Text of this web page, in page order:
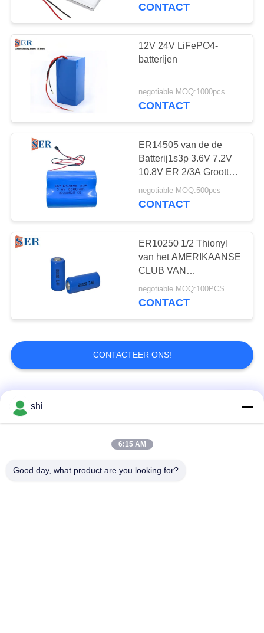
CONTACT
12V 24V LiFePO4-
batterijen
negotiable MOQ:1000pcs
CONTACT
ER14505 van de de
Batterij1s3p 3.6V 7.2V
10.8V ER 2/3A Grootte
2/3A van Li SOCL2 de
Batterij van het het
negotiable MOQ:500pcs
CONTACT
ER10250 1/2 Thionyl
van het AMERIKAANSE
CLUB VAN
AUTOMOBILISTENlithium
Chloridebatterij 3,6 V
negotiable MOQ:100PCS
CONTACT
CONTACTEER ONS!
populaire categorieën
Lithiummno2 Batterij
shi
6:15 AM
Good day, what product are you looking for?